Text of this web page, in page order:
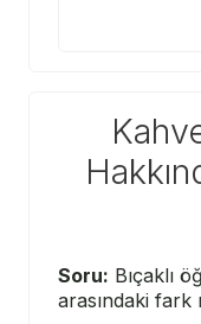
Soru: Bıçaklı
arasındaki fark